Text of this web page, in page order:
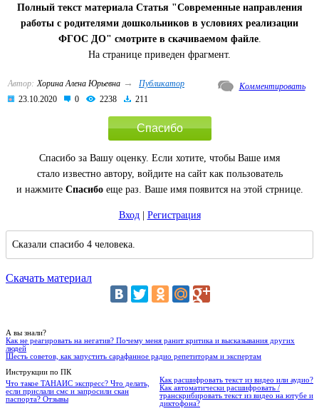
Полный текст материала Статья "Современные направления
работы с родителями дошкольников в условиях реализации
ФГОС ДО" смотрите в скачиваемом файле.
На странице приведен фрагмент.
Автор: Хорина Алена Юрьевна →
Публикатор
23.10.2020
0 2238 211
Комментировать
Спасибо
Спасибо за Вашу оценку. Если хотите, чтобы Ваше имя
стало известно автору, войдите на сайт как пользователь
и нажмите Спасибоеще раз. Ваше имя появится на этой стрнице.
Вход| Регистрация
Сказали спасибо 4 человека.
Скачать материал
А вы знали?
Как не реагировать на негатив? Почему меня ранит критика и высказывания других
людей
Шесть советов, как запустить сарафанное радио репетиторам и экспертам
Инструкции по ПК
Что такое ТАНАИС экспресс? Что делать,
если прислали смс и запросили скан
паспорта? Отзывы
Как расшифровать текст из видео или аудио?
Как автоматически расшифровать /
транскрибировать текст из видео на ютубе и
диктофона?